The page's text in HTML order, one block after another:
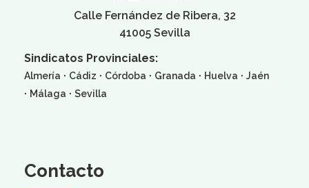
Calle Fernández de Ribera, 32
41005 Sevilla
Sindicatos Provinciales:
Almería · Cádiz · Córdoba · Granada · Huelva · Jaén
· Málaga · Sevilla
Contacto